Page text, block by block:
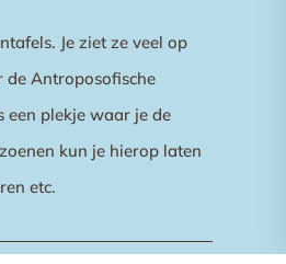
Je ziet ze veel op
de Antroposofische
een plekje waar je de
kun je hierop laten
etc.